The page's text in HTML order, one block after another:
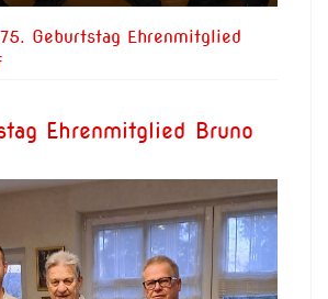
Geburtstag Ehrenmitglied
Ehrenmitglied Bruno